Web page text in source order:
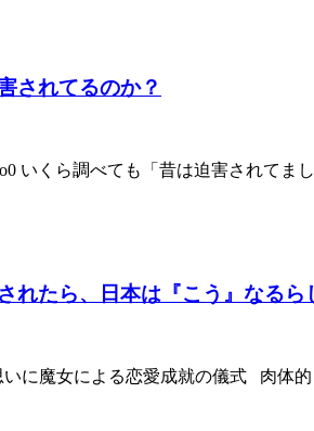
されてるのか？
いくら調べても「昔は迫害され
れたら、日本は『こう』なるら
魔女による恋愛成就の儀式 肉体的